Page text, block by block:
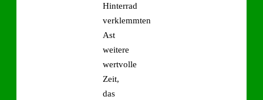
Hinterrad
verklemmten
Ast
weitere
wertvolle
Zeit,
das